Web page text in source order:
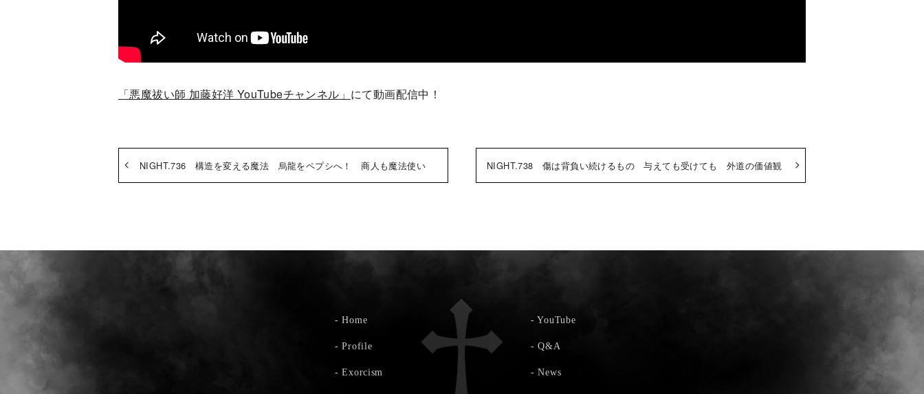
「悪魔祓い師 加藤好洋 YouTubeチャンネル」 にて動画配信中！
NIGHT.736 構造を変える魔法 烏龍をペプシへ！ 商人も魔法使い NIGHT.738 傷は背負い続けるもの 与えても受けても 外道の価値観
-Home
-Profile
-Exorcism
-YouTube
-Q&A
-News